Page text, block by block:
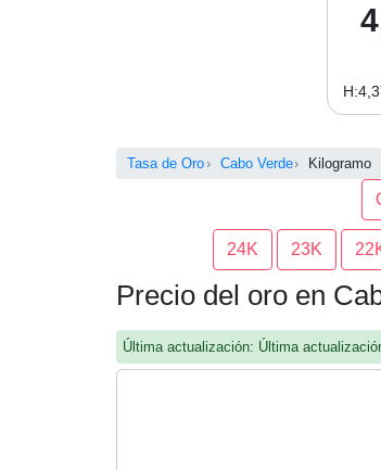
Tasa de Oro Cabo Verde Kilogramo
24K 23K
Precio del oro en
Última actualización: Última